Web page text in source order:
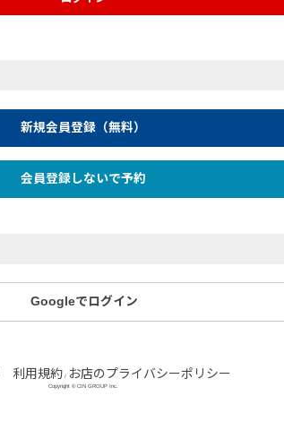
新規会員登録（無料）
会員登録しないで予約
Googleでログイン
利用規約/ お店のプライバシーポリシー
Copyright © CIN GROUP Inc.